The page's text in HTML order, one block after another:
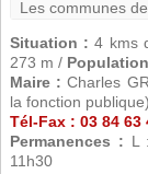
Situation : 4 kms
273 m /
Maire : Charles
la fonction
Tél-Fax : 03 84 63
Permanences : L
11h30